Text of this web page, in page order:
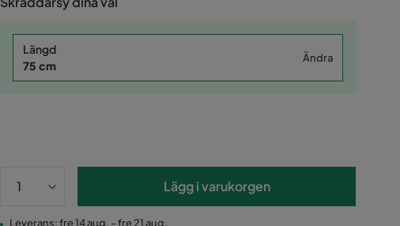
Längd
75 cm
Ändra
Lägg i varukorgen
Leverans: fre 14 aug. - fre 21 aug.